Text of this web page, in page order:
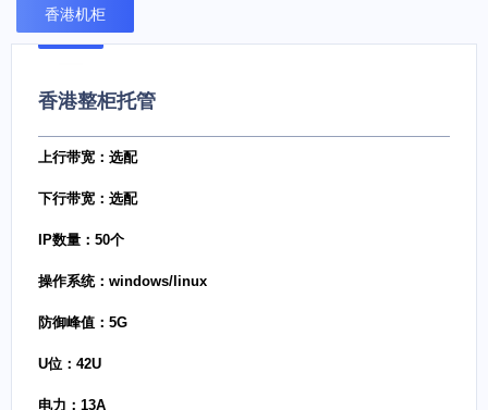
香港机柜
香港整柜托管
上行带宽：选配
下行带宽：选配
IP数量：50个
操作系统：windows/linux
防御峰值：5G
U位：42U
电力：13A